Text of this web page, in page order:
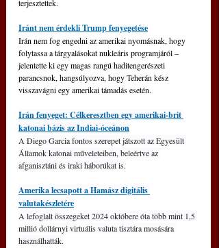
terjesztettek.
Iránt nem érdekli Trump fenyegetése
Irán nem fog engedni az amerikai nyomásnak, hogy
folytassa a tárgyalásokat nukleáris programjáról –
jelentette ki egy magas rangú haditengerészeti
parancsnok, hangsúlyozva, hogy Teherán kész
visszavágni egy amerikai támadás esetén.
Irán fenyeget: Célkeresztben egy amerikai-brit
katonai bázis az Indiai-óceánon
A Diego Garcia fontos szerepet játszott az Egyesült
Államok katonai műveleteiben, beleértve az
afganisztáni és iraki háborúkat is.
Amerika lecsapott a Hamász digitális
valutakészletére
A lefoglalt összegeket 2024 októbere óta több mint 1,5
millió dollárnyi virtuális valuta tisztára mosására
használhatták.